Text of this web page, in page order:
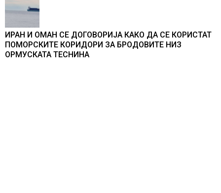
ИРАН И ОМАН СЕ ДОГОВОРИЈА КАКО ДА СЕ КОРИСТАТ
ПОМОРСКИТЕ КОРИДОРИ ЗА БРОДОВИТЕ НИЗ
ОРМУСКАТА ТЕСНИНА